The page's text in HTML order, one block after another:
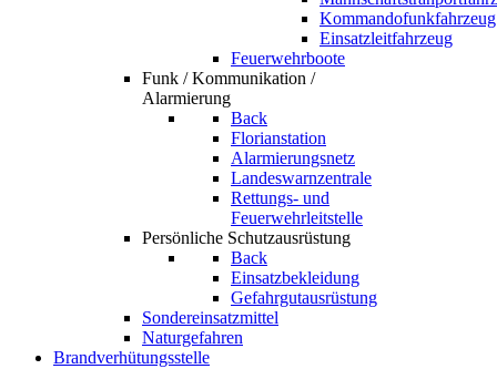
Kommandofunkfahrzeug
Einsatzleitfahrzeug
Feuerwehrboote
Funk / Kommunikation /
Alarmierung
Back
Florianstation
Alarmierungsnetz
Landeswarnzentrale
Rettungs- und
Feuerwehrleitstelle
Persönliche Schutzausrüstung
Back
Einsatzbekleidung
Gefahrgutausrüstung
Sondereinsatzmittel
Naturgefahren
Brandverhütungsstelle